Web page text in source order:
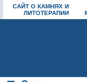
САЙТ О КАМНЯХ И
ЛИТОТЕРАПИИ